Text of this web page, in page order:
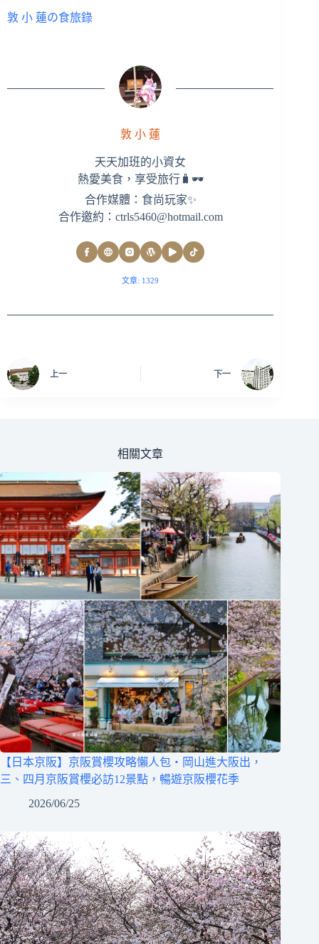
敦 小 蓮の食旅錄
敦 小 蓮
天天加班的小資女
熱愛美食，享受旅行🧳🕶
合作媒體：食尚玩家✨
合作邀約： ctrls5460@hotmail.com
文章: 1329
上一 下一
相關文章
【日本京阪】京阪賞櫻攻略懶人包‧岡山進大阪出，
三、四月京阪賞櫻必訪12景點，暢遊京阪櫻花季
2026/06/25